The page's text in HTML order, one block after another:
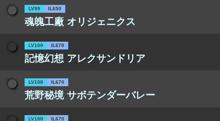
LV99 IL650
魂魄工廠 オリジェニクス
LV100 IL670
記憶幻想 アレクサンドリア
LV100 IL670
荒野秘境 サボテンダーバレー
LV100 IL670